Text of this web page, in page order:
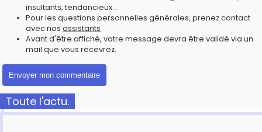
insultants, tendancieux...
Pour les questions personnelles générales, prenez contact
avec nos assistants
Avant d'être affiché, votre message devra être validé via un
mail que vous recevrez.
Toute l'actu.